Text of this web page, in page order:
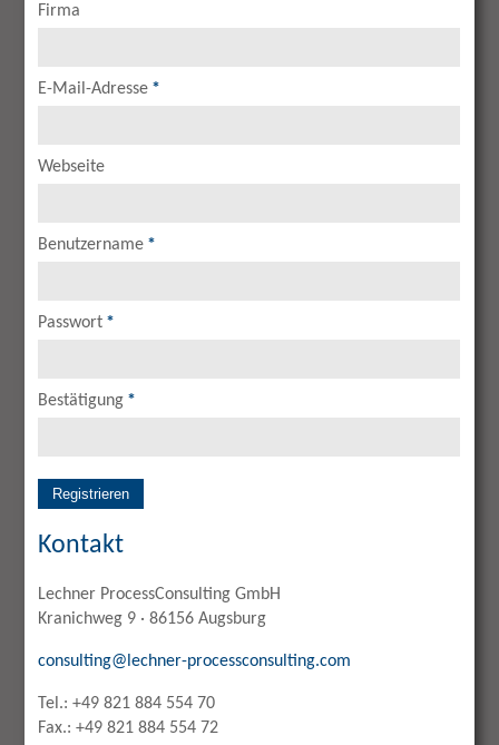
Firma
E-Mail-Adresse *
Webseite
Benutzername *
Passwort *
Bestätigung *
Registrieren
Kontakt
Lechner ProcessConsulting GmbH
Kranichweg 9 · 86156 Augsburg
consulting@lechner-processconsulting.com
Tel.: +49 821 884 554 70
Fax.: +49 821 884 554 72